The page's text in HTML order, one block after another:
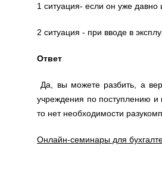
1 ситуация- если он уже давно
2 ситуация - при вводе в
Ответ
Да, вы можете разбить, а
учреждения по поступлению и
то нет необходимости
Онлайн-семинары для